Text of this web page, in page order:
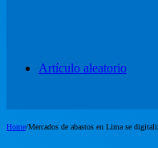
Artículo aleatorio
Home/Mercados de abastos en Lima se